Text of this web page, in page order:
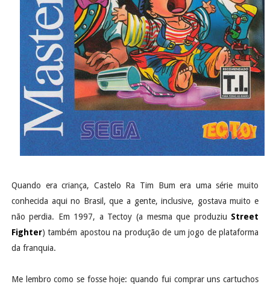
Quando era criança, Castelo Ra Tim Bum era uma série muito
conhecida aqui no Brasil, que a gente, inclusive, gostava muito e
não perdia. Em 1997, a Tectoy (a mesma que produziu Street
Fighter) também apostou na produção de um jogo de plataforma
da franquia.
Me lembro como se fosse hoje: quando fui comprar uns cartuchos